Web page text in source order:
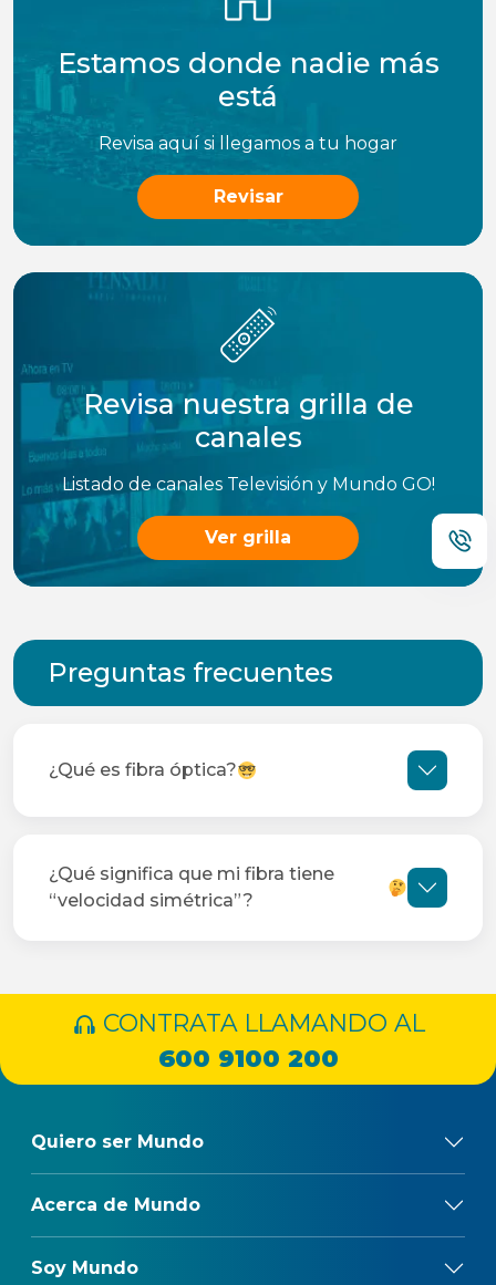
Estamos donde nadie más
está
Revisa aquí si llegamos a tu hogar
Revisar
Revisa nuestra grilla de
canales
Listado de canales Televisión y Mundo GO!
Ver grilla
Preguntas frecuentes
¿Qué es fibra óptica?
¿Qué significa que mi fibra tiene
“velocidad simétrica”?
CONTRATA LLAMANDO AL
600 9100 200
Quiero ser Mundo
Acerca de Mundo
Soy Mundo